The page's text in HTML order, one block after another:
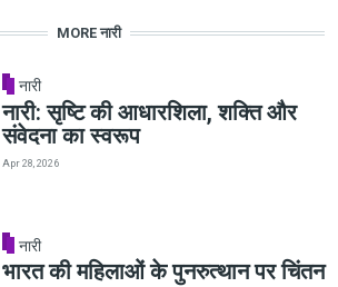
MORE नारी
नारी
नारी: सृष्टि की आधारशिला, शक्ति और
संवेदना का स्वरूप
Apr 28, 2026
नारी
भारत की महिलाओं के पुनरुत्थान पर चिंतन